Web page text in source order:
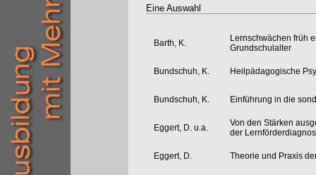
Eine Auswahl
Barth, K.
Lernschwächen früh
Grundschulalter
Bundschuh, K. Heilpädagogische
Bundschuh, K. Einführung in die
Eggert, D. u.a.
Von den Stärken
der
Eggert, D. Theorie und Praxis